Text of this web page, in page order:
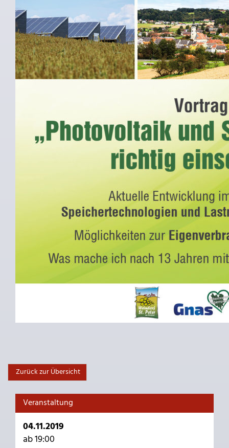
Zurück zur Übersicht
Veranstaltung
04.11.2019
ab 19:00